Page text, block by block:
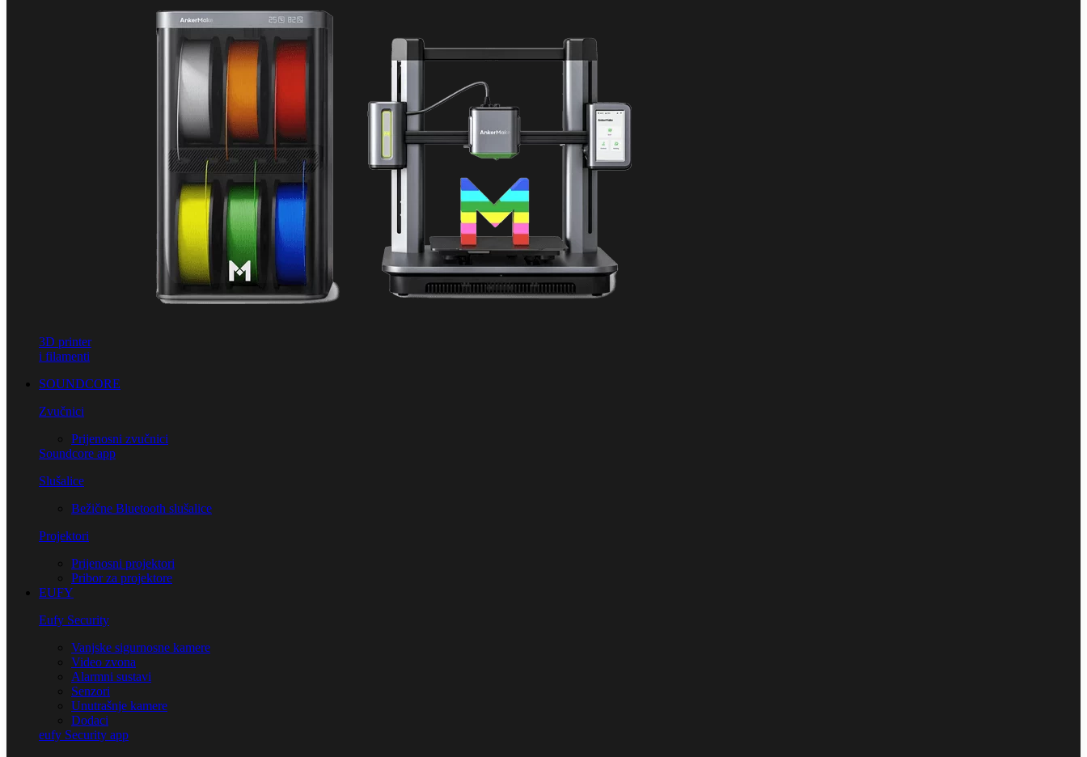
3D printer
i filamenti
SOUNDCORE
Zvučnici
Prijenosni zvučnici
Soundcore app
Slušalice
Bežične Bluetooth slušalice
Projektori
Prijenosni projektori
Pribor za projektore
EUFY
Eufy Security
Vanjske sigurnosne kamere
Video zvona
Alarmni sustavi
Senzori
Unutrašnje kamere
Dodaci
eufy Security app